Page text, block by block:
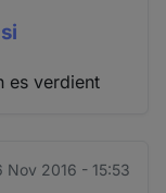
es verdient
Nov 2016 - 15:53